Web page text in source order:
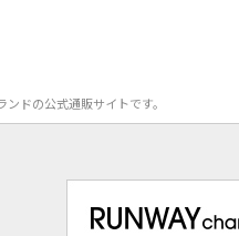
ドの公式通販サイトです。